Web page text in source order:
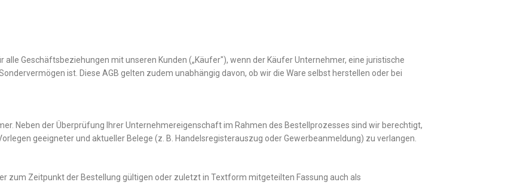
Geschäftsbeziehungen mit unseren Kunden („Käufer"), wenn der Käufer Unternehmer, eine juristische
ist. Diese AGB gelten zudem unabhängig davon, ob wir die Ware selbst herstellen oder bei
Neben der Überprüfung Ihrer Unternehmereigenschaft im Rahmen des Bestellprozesses sind wir berechtigt,
geeigneter und aktueller Belege (z. B. Handelsregisterauszug oder Gewerbeanmeldung) zu verlangen.
zum Zeitpunkt der Bestellung gültigen oder zuletzt in Textform mitgeteilten Fassung auch als